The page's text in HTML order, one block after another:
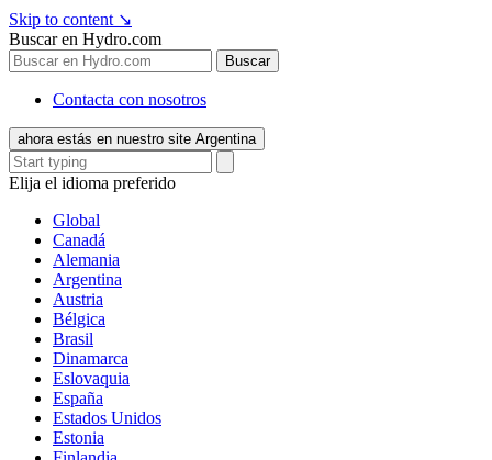
Skip to content ↘
Buscar en Hydro.com
Buscar
Contacta con nosotros
ahora estás en nuestro site Argentina
Elija el idioma preferido
Global
Canadá
Alemania
Argentina
Austria
Bélgica
Brasil
Dinamarca
Eslovaquia
España
Estados Unidos
Estonia